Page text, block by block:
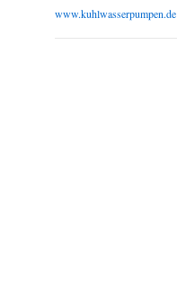
www.kuhlwasserpumpen.de